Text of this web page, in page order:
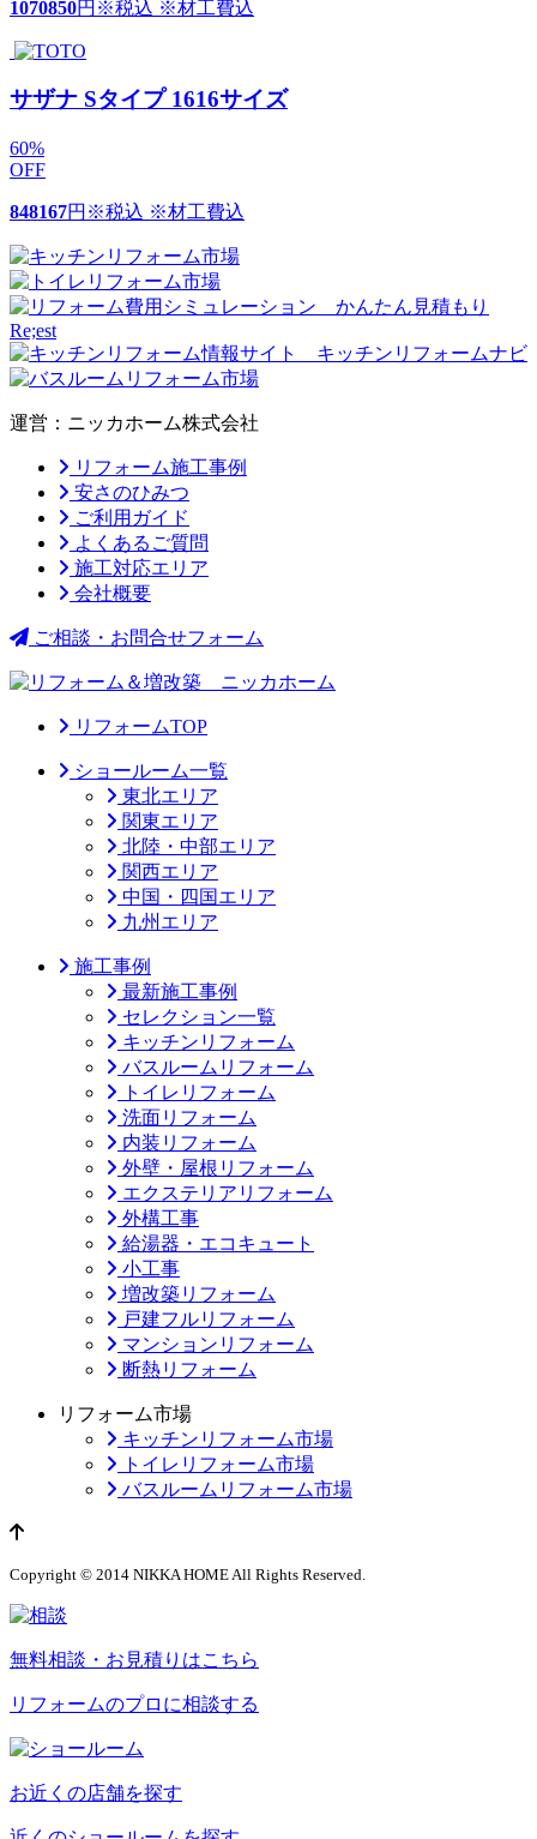
1070850円 ※税込 ※材工費込
サザナ Sタイプ 1616サイズ
60%
OFF
848167円 ※税込 ※材工費込
運営：ニッカホーム株式会社
リフォーム施工事例
安さのひみつ
ご利用ガイド
よくあるご質問
施工対応エリア
会社概要
ご相談・お問合せフォーム
リフォームTOP
ショールーム一覧
東北エリア
関東エリア
北陸・中部エリア
関西エリア
中国・四国エリア
九州エリア
施工事例
最新施工事例
セレクション一覧
キッチンリフォーム
バスルームリフォーム
トイレリフォーム
洗面リフォーム
内装リフォーム
外壁・屋根リフォーム
エクステリアリフォーム
外構工事
給湯器・エコキュート
小工事
増改築リフォーム
戸建フルリフォーム
マンションリフォーム
断熱リフォーム
リフォーム市場
キッチンリフォーム市場
トイレリフォーム市場
バスルームリフォーム市場
ページのトップへ
Copyright © 2014 NIKKA HOME All Rights Reserved.
無料相談・お見積りはこちら
リフォームのプロに相談する
お近くの店舗を探す